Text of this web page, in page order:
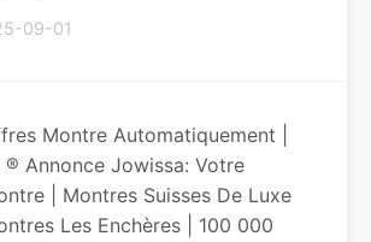
09-01
Montre Automatiquement |
Annonce Jowissa: Votre
| Montres Suisses De Luxe
Les Enchères | 100 000